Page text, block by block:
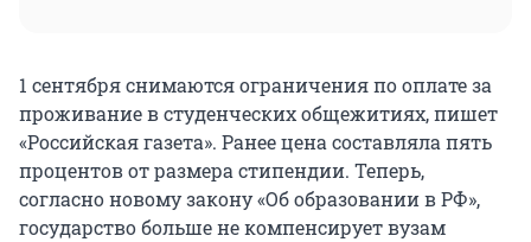
1 сентября снимаются ограничения по оплате за
проживание в студенческих общежитиях, пишет
«Российская газета». Ранее цена составляла пять
процентов от размера стипендии. Теперь,
согласно новому закону «Об образовании в РФ»,
государство больше не компенсирует вузам